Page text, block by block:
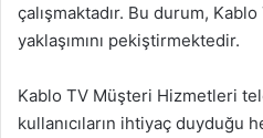
çalışmaktadır. Bu durum, Kablo
yaklaşımını pekiştirmektedir.
Kablo TV Müşteri Hizmetleri
kullanıcıların ihtiyaç duyduğu